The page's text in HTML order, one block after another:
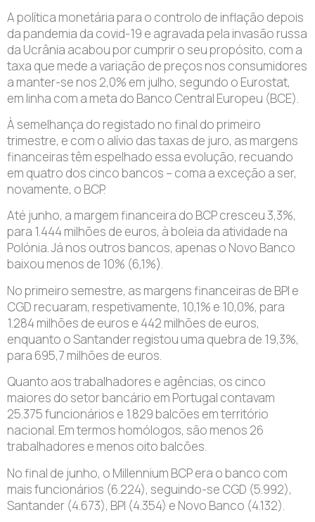
A política monetária para o controlo de inflação depois
da pandemia da covid-19 e agravada pela invasão russa
da Ucrânia acabou por cumprir o seu propósito, com a
taxa que mede a variação de preços nos consumidores
a manter-se nos 2,0% em julho, segundo o Eurostat,
em linha com a meta do Banco Central Europeu (BCE).
À semelhança do registado no final do primeiro
trimestre, e com o alívio das taxas de juro, as margens
financeiras têm espelhado essa evolução, recuando
em quatro dos cinco bancos – coma a exceção a ser,
novamente, o BCP.
Até junho, a margem financeira do BCP cresceu 3,3%,
para 1.444 milhões de euros, à boleia da atividade na
Polónia. Já nos outros bancos, apenas o Novo Banco
baixou menos de 10% (6,1%).
No primeiro semestre, as margens financeiras de BPI e
CGD recuaram, respetivamente, 10,1% e 10,0%, para
1.284 milhões de euros e 442 milhões de euros,
enquanto o Santander registou uma quebra de 19,3%,
para 695,7 milhões de euros.
Quanto aos trabalhadores e agências, os cinco
maiores do setor bancário em Portugal contavam
25.375 funcionários e 1.829 balcões em território
nacional. Em termos homólogos, são menos 26
trabalhadores e menos oito balcões.
No final de junho, o Millennium BCP era o banco com
mais funcionários (6.224), seguindo-se CGD (5.992),
Santander (4.673), BPI (4.354) e Novo Banco (4.132).